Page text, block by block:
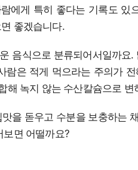
에게 특히 좋다는 기록도 있
좋겠습니다.
음식으로 분류되어서일까요
람은 적게 먹으라는 주의가
해 녹지 않는 수산칼슘으로
을 돋우고 수분을 보충하는
보면 어떨까요?